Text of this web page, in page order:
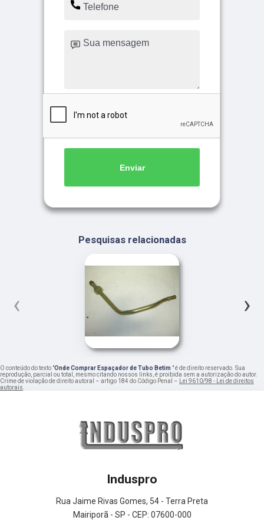
Enviar
Pesquisas relacionadas
‹ ›
O conteúdo do texto "Onde Comprar Espaçador de Tubo Betim " é de direito reservado. Sua
reprodução, parcial ou total, mesmo citando nossos links, é proibida sem a autorização do autor.
Crime de violação de direito autoral – artigo 184 do Código Penal –
Lei 9610/98 - Lei de direitos
autorais
Induspro
Rua Jaime Rivas Gomes, 54 - Terra Preta
Mairiporã - SP - CEP: 07600-000